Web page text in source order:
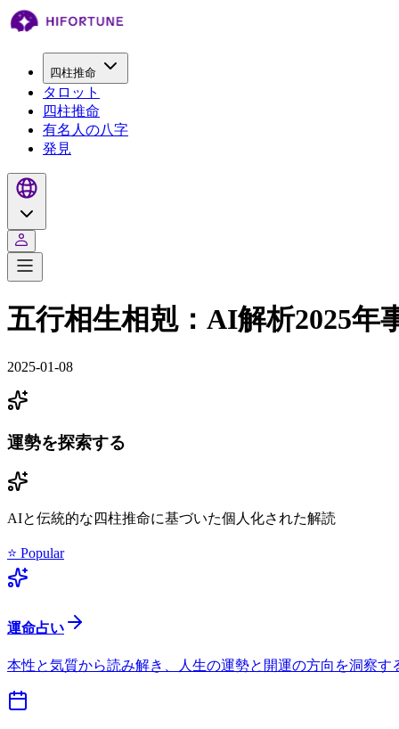
四柱推命
タロット
四柱推命
有名人の八字
発見
五行相生相剋：AI解析2025年
2025-01-08
運勢を探索する
AIと伝統的な四柱推命に基づいた個人化された解読
⭐ Popular
運命占い
本性と気質から読み解き、人生の運勢と開運の方向を洞察す